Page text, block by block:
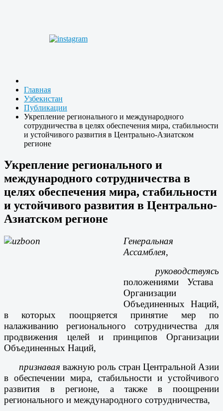
Главная
Узбекистан
Публикации
Укрепление регионального и международного
сотрудничества в целях обеспечения мира, стабильности
и устойчивого развития в Центрально-Азиатском
регионе
Укрепление регионального и
международного сотрудничества в
целях обеспечения мира, стабильности
и устойчивого развития в Центрально-
Азиатском регионе
Генеральная
Ассамблея,
руководствуясь
положениями Устава
Организации
Объединенных Наций,
в которых поощряется принятие мер по
налаживанию регионального сотрудничества для
продвижения целей и принципов Организации
Объединенных Наций,
признавая важную роль стран Центральной Азии
в обеспечении мира, стабильности и устойчивого
развития в регионе, а также в поощрении
регионального и международного сотрудничества,